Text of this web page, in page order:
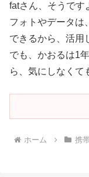
fatさん、そうです
フォトやデータは
できるから、活用
でも、かおるは1
ら、気にしなくて
ホーム 携